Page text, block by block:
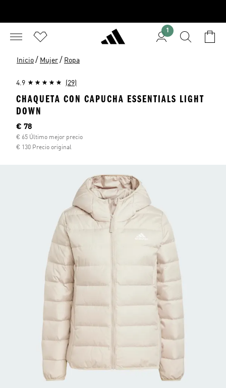
1
Inicio / Mujer / Ropa
4.9 (29)
CHAQUETA CON CAPUCHA ESSENTIALS LIGHT
DOWN
Precio actual
€ 78
€ 65 Último mejor precio
€ 130 Precio original